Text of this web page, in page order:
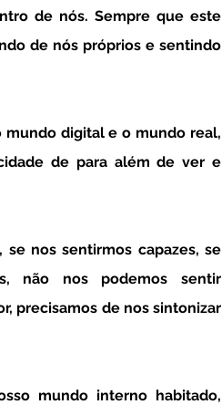
de nós. Sempre que este
de nós próprios e sentindo
de para além de ver e
não nos podemos sentir
precisamos de nos sintonizar